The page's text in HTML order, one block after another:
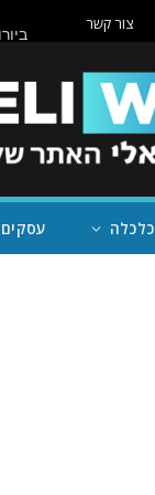
צור קשר
כלכלה עסקים